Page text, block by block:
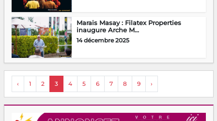
Marais Masay : Filatex Properties
inaugure Arche M...
14 décembre 2025
‹ 1 2 3 4 5 6 7 8 9 ›